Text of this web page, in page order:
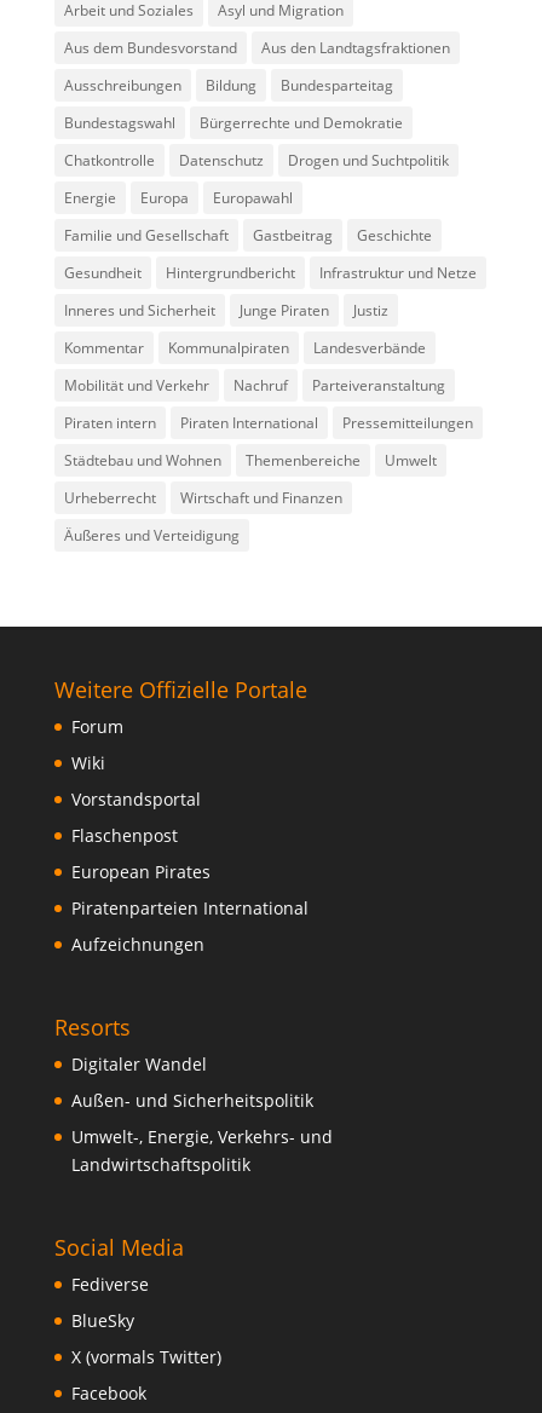
Arbeit und Soziales
Asyl und Migration
Aus dem Bundesvorstand
Aus den Landtagsfraktionen
Ausschreibungen
Bildung
Bundesparteitag
Bundestagswahl
Bürgerrechte und Demokratie
Chatkontrolle
Datenschutz
Drogen und Suchtpolitik
Energie
Europa
Europawahl
Familie und Gesellschaft
Gastbeitrag
Geschichte
Gesundheit
Hintergrundbericht
Infrastruktur und Netze
Inneres und Sicherheit
Junge Piraten
Justiz
Kommentar
Kommunalpiraten
Landesverbände
Mobilität und Verkehr
Nachruf
Parteiveranstaltung
Piraten intern
Piraten International
Pressemitteilungen
Städtebau und Wohnen
Themenbereiche
Umwelt
Urheberrecht
Wirtschaft und Finanzen
Äußeres und Verteidigung
Weitere Offizielle Portale
Forum
Wiki
Vorstandsportal
Flaschenpost
European Pirates
Piratenparteien International
Aufzeichnungen
Resorts
Digitaler Wandel
Außen- und Sicherheitspolitik
Umwelt-, Energie, Verkehrs- und
Landwirtschaftspolitik
Social Media
Fediverse
BlueSky
X (vormals Twitter)
Facebook